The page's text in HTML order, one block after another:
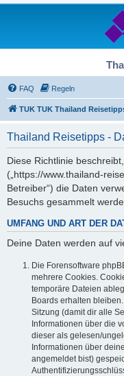
FAQ Regeln
TUK TUK Thailand
Thailand Reisetipps -
Diese Richtlinie
(„https://www.thailand-
Betreiber“) die Daten
Besuchs gesammelt
UMFANG UND ART DER
Deine Daten werden auf
Die Forensoftware
mehrere Cookies.
temporäre Dateien
Boards erhalten
Sitzung (damit dir alle
Informationen über die
dieser als gelesen/
Informationen über
angemeldet bist)